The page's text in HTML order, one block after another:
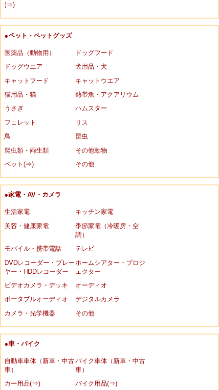
(⇒)
●ペット・ペットグッズ
医薬品（動物用）
ドッグフード
ドッグウエア
犬用品・犬
キャットフード
キャットウエア
猫用品・猫
熱帯魚・アクアリウム
うさぎ
ハムスター
フェレット
リス
鳥
昆虫
爬虫類・両生類
その他動物
ペット(⇒)
その他
●家電・AV・カメラ
生活家電
キッチン家電
美容・健康家電
季節家電（冷暖房・空
調）
モバイル・携帯電話
テレビ
DVDレコーダー・プレー
ヤー・HDDレコーダー
ホームシアター・プロジ
ェクター
ビデオカメラ・デッキ
オーディオ
ポータブルオーディオ
デジタルカメラ
カメラ・光学機器
その他
●車・バイク
自動車車体（新車・中古
車）
バイク車体（新車・中古
車）
カー用品(⇒)
バイク用品(⇒)